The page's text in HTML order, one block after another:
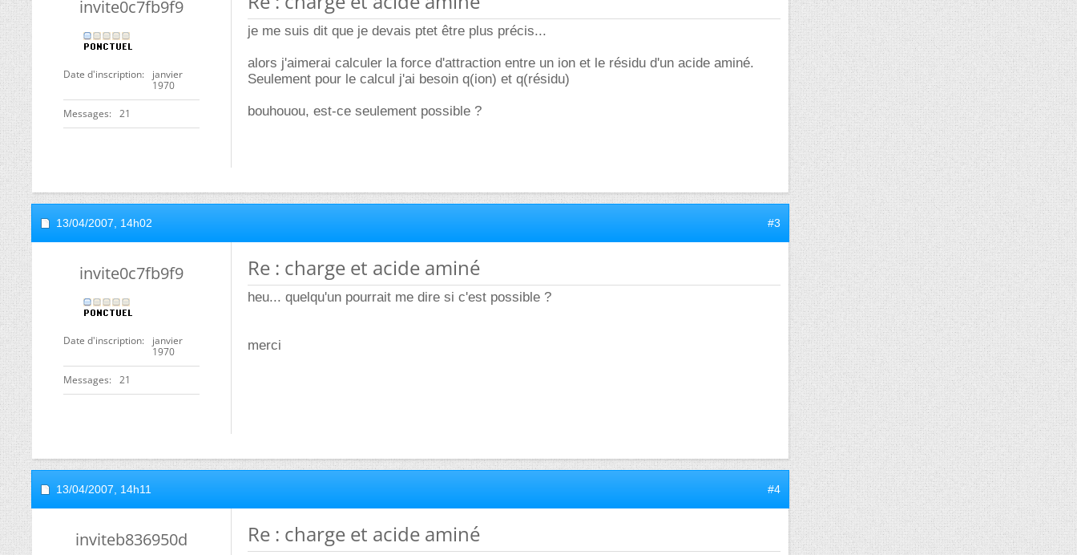
invite0c7fb9f9
Date d'inscription
janvier
1970
Messages 21
je me suis dit que je devais ptet être plus précis...
alors j'aimerai calculer la force d'attraction entre un ion et le résidu d'un acide aminé.
Seulement pour le calcul j'ai besoin q(ion) et q(résidu)
bouhouou, est-ce seulement possible ?
13/04/2007, 14h02 #3
invite0c7fb9f9
Date d'inscription
janvier
1970
Messages 21
Re : charge et acide aminé
heu... quelqu'un pourrait me dire si c'est possible ?
merci
13/04/2007, 14h11 #4
inviteb836950d Re : charge et acide aminé